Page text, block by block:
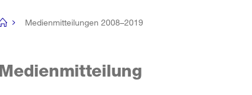
Medienmitteilungen 2008–2019